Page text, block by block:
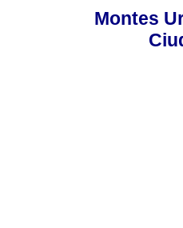
Montes